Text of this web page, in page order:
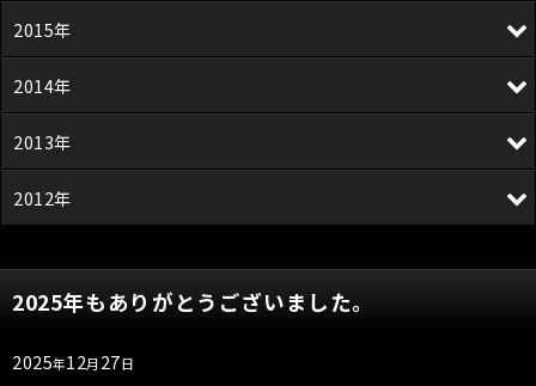
2025年もありがとうございました。
2025年12月27日
2015年
2014年
2013年
2012年